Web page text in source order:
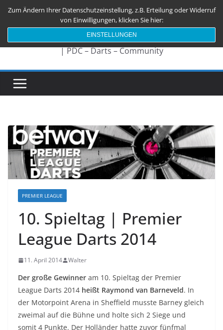
Zum
Darts180.de
| PDC – Darts – Community
PREMIER LEAGUE
10. Spieltag | Premier
League Darts 2014
11. April 2014 Walter
Der große Gewinner am 10. Spieltag der Premier
League Darts 2014 heißt Raymond van Barneveld. In
der Motorpoint Arena in Sheffield musste Barney gleich
zweimal auf die Bühne und holte sich 2 Siege und
somit 4 Punkte. Der Holländer hatte zuvor fünfmal
Zum Ändern Ihrer Datenschutzeinstellung, z.B. Erteilung oder Widerruf
von Einwilligungen, klicken Sie hier:
EINSTELLUNGEN